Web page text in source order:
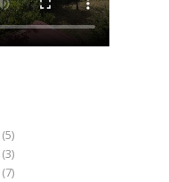
(5)
(3)
(7)